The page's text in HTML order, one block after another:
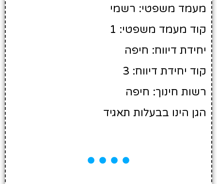
מעמד משפטי: רשמי
קוד מעמד משפטי: 1
יחידת דיווח: חיפה
קוד יחידת דיווח: 3
רשות חינוך: חיפה
הגן הינו בבעלות תאגיד